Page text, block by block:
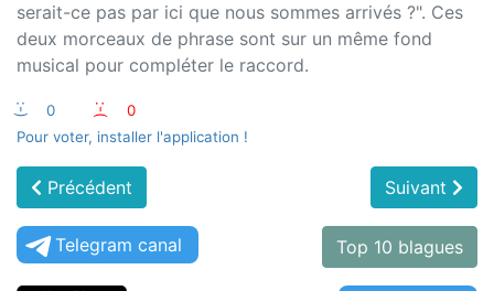
serait-ce pas par ici que nous sommes arrivés ?". Ces
deux morceaux de phrase sont sur un même fond
musical pour compléter le raccord.
:-) 0 :-(
0
Pour voter, installer l'application !
Précédent Suivant
Telegram canal Top 10 blagues